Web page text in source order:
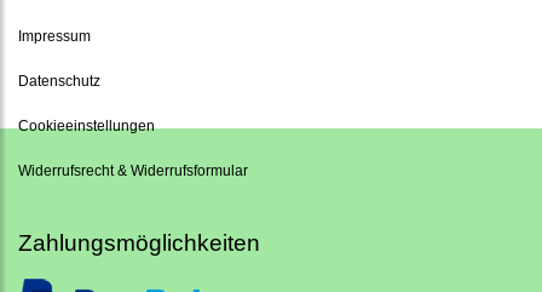
Impressum
Datenschutz
Cookieeinstellungen
Widerrufsrecht & Widerrufsformular
Zahlungsmöglichkeiten